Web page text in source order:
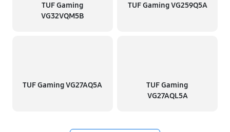
TUF Gaming
VG32VQM5B
TUF Gaming VG259Q5A
TUF Gaming VG27AQ5A
TUF Gaming
VG27AQL5A